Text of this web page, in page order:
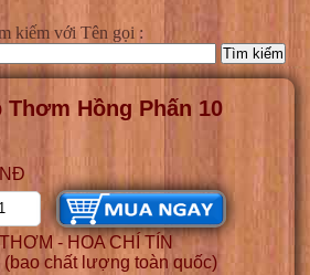
kiếm với Tên gọi :
Thơm Hồng Phấn 10
- HOA CHÍ TÍN
(bao chất lượng toàn quốc)